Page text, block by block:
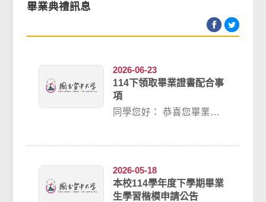
畢業典禮訊息
2026-06-23
114下領取畢業證書配合事
項
同學您好： 恭喜您畢業
2026-05-18
本校114學年度下學期畢業
生學習楷模申請公告